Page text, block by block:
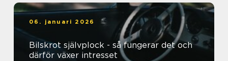
06. januari 2026
Bilskrot självplock - så fungerar det och
därför växer intresset